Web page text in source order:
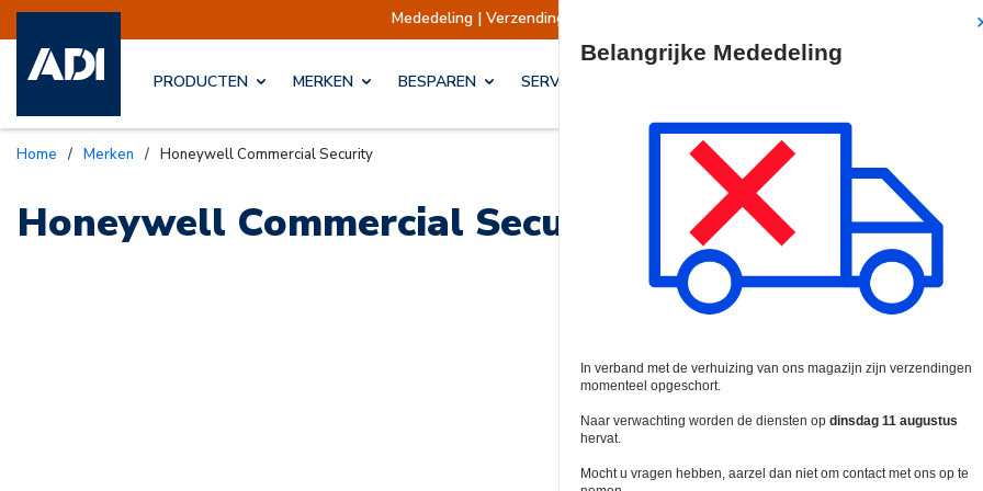
Mededeling | Verzendingen opgeschort Verzendingen
PRODUCTEN MERKEN BESPAREN SERVICES & OPLOSSINGEN
Home / Merken / Honeywell Commercial Security
Honeywell Commercial Security